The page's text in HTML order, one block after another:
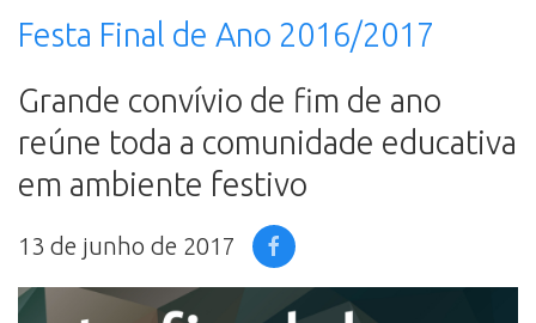
Festa Final de Ano 2016/2017
Grande convívio de fim de ano
reúne toda a comunidade educativa
em ambiente festivo
13 de junho de 2017